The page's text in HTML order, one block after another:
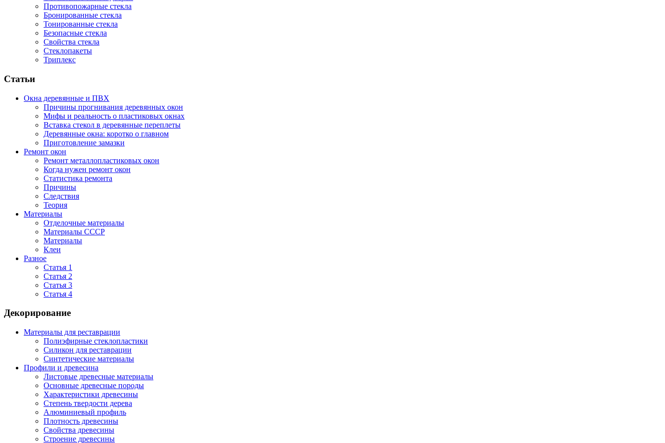
Противопожарные стекла
Бронированные стекла
Тонированные стекла
Безопасные стекла
Свойства стекла
Стеклопакеты
Триплекс
Cтатьи
Окна деревянные и ПВХ
Причины прогнивания деревянных окон
Мифы и реальность о пластиковых окнах
Вставка стекол в деревянные переплеты
Деревянные окна: коротко о главном
Приготовление замазки
Ремонт окон
Ремонт металлопластиковых окон
Когда нужен ремонт окон
Статистика ремонта
Причины
Следствия
Теория
Материалы
Отделочные материалы
Материалы СССР
Материалы
Клеи
Разное
Статья 1
Статья 2
Статья 3
Статья 4
Декорирование
Материалы для реставрации
Полиэфирные стеклопластики
Силикон для реставрации
Синтетические материалы
Профили и древесина
Листовые древесные материалы
Основные древесные породы
Характеристики древесины
Степень твердости дерева
Алюминиевый профиль
Плотность древесины
Свойства древесины
Строение древесины